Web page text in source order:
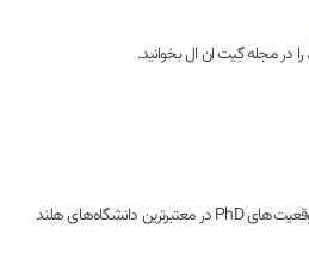
را در مجله گِیت ان ال بخوانید.
هم‌اکنون می‌توانید به آخرین جاب آفر و موقعیت‌های PhD در معتبرترین دانشگاه‌های هلند